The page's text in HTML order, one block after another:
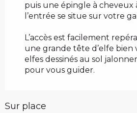
puis une épingle à cheveux
l’entrée se situe sur votre
L’accès est facilement
une grande tête d’elfe bien
elfes dessinés au sol
pour vous guider.
Sur place